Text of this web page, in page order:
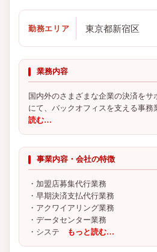
勤務エリア 東京都新宿区
業務内容
国内外のさまざまな企業の決済をサ
にて、バックオフィスを支える事務
読む…
事業内容・会社の特徴
・加盟店募集代行業務
・早期決済支払代行業務
・アクワイアリング業務
・データセンター業務
・システ もっと読む…